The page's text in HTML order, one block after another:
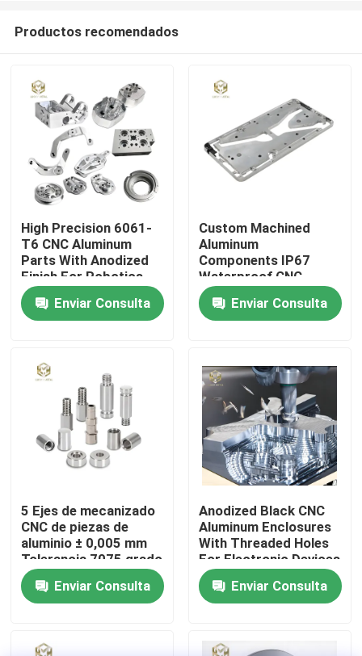
Inicio
Productos
Sobre nosotros
Control de Calidad
Contacto
Todos los casos
Solicitar una cotización
perfiles de aluminio para las ventanas y las puertas
Productos recomendados
High Precision 6061-
T6 CNC Aluminum
Parts With Anodized
Finish For Robotics
Enviar Consulta
Custom Machined
Aluminum
Components IP67
Waterproof CNC
Service For
AutomotiveEnviar Consulta
5 Ejes de mecanizado
CNC de piezas de
aluminio ± 0,005 mm
Tolerancia 7075 grado
aeroespacial
Enviar Consulta
Anodized Black CNC
Aluminum Enclosures
With Threaded Holes
For Electronic Devices
Enviar Consulta